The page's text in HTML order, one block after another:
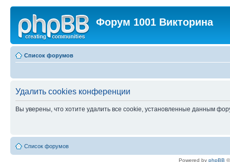
Форум 1001 Викторина
Список форумов
Удалить cookies конференции
Вы уверены, что хотите удалить все cookie, установленные данным
Список форумов
Powered by phpBB